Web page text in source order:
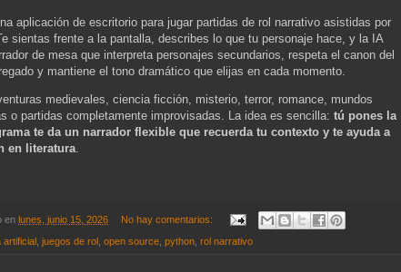
aplicación de escritorio para jugar partidas de rol narrativo asistidas por
sientas frente a la pantalla, describes lo que tu personaje hace, y la IA
de mesa que interpreta personajes secundarios, respeta el canon del
y mantiene el tono dramático que elijas en cada momento.
medievales, ciencia ficción, misterio, terror, romance, mundos
o partidas completamente improvisadas. La idea es sencilla: tú pones la
te da un narrador flexible que recuerda tu contexto y te ayuda a
en literatura.
en lunes, junio 15, 2026 No hay comentarios:
artificial juegos de rol open source python rol narrativo